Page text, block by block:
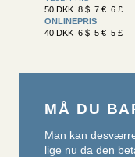
50 DKK 8 $ 7 € 6 £
ONLINEPRIS
40 DKK 6 $ 5 € 5 £
MÅ DU
Man kan
lige nu da den